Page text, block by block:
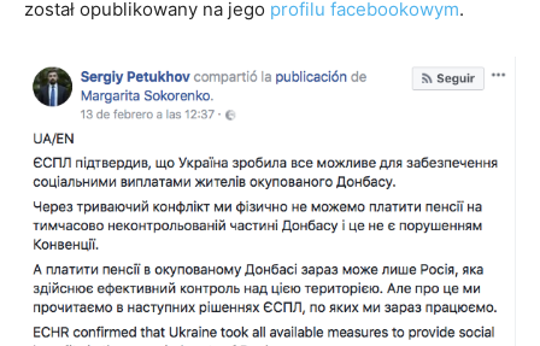
został opublikowany na jego profilu facebookowym.